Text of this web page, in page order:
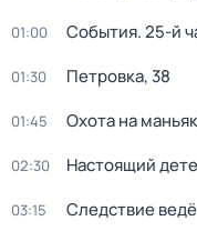
01:00 События. 25-й
01:30 Петровка, 38
01:45 Охота на
02:30 Настоящий
03:15 Следствие